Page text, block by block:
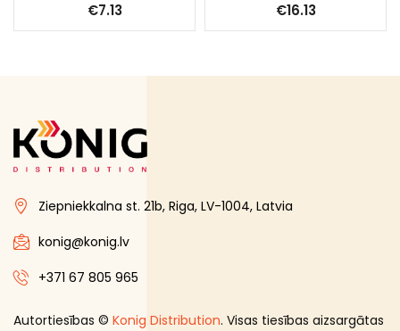
€7.13
€16.13
Ziepniekkalna st. 21b, Riga, LV-1004, Latvia
konig@konig.lv
+371 67 805 965
Autortiesības © Konig Distribution. Visas tiesības aizsargātas